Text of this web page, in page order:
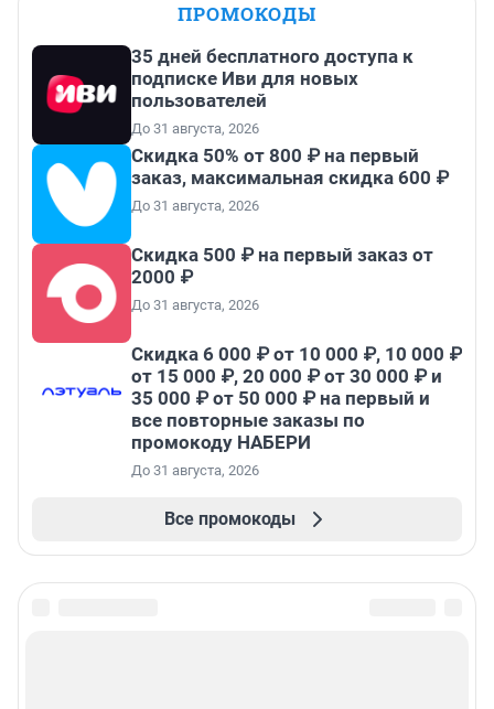
ПРОМОКОДЫ
35 дней бесплатного доступа к
подписке Иви для новых
пользователей
До 31 августа, 2026
Скидка 50% от 800 ₽ на первый
заказ, максимальная скидка 600 ₽
До 31 августа, 2026
Скидка 500 ₽ на первый заказ от
2000 ₽
До 31 августа, 2026
Скидка 6 000 ₽ от 10 000 ₽, 10 000 ₽
от 15 000 ₽, 20 000 ₽ от 30 000 ₽ и
35 000 ₽ от 50 000 ₽ на первый и
все повторные заказы по
промокоду НАБЕРИ
До 31 августа, 2026
Все промокоды